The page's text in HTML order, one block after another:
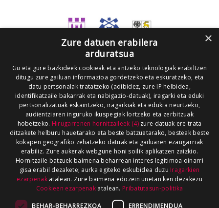
×
Zure datuen erabilera
arduratsua
Gu eta gure bazkideek cookieak eta antzeko teknologiak erabiltzen
ditugu zure gailuan informazioa gordetzeko eta eskuratzeko, eta
datu pertsonalak tratatzeko (adibidez, zure IP helbidea,
identifikatzaile bakarrak eta nabigazio-datuak), iragarki eta eduki
pertsonalizatuak eskaintzeko, iragarkiak eta edukia neurtzeko,
audientziaren inguruko ikuspegiak lortzeko eta zerbitzuak
hobetzeko. Hirugarrenen hornitzaileek (4)zure datuak ere trata
ditzakete helburu hauetarako eta beste batzuetarako, besteak beste
kokapen geografiko zehatzeko datuak eta gailuaren ezaugarriak
erabiliz. Zure aukerak webgune honi soilik aplikatzen zaizkio.
Hornitzaile batzuek baimena beharrean interes legitimoa oinarri
gisa erabil dezakete; aurka egiteko eskubidea duzu Iragarkien
ezarpenakatalean. Zure baimena edozein unetan ken dezakezu
Cookieen ezarpenak atalean. Pribatutasun-politika
BEHAR-BEHARREZKOA ERRENDIMENDUA